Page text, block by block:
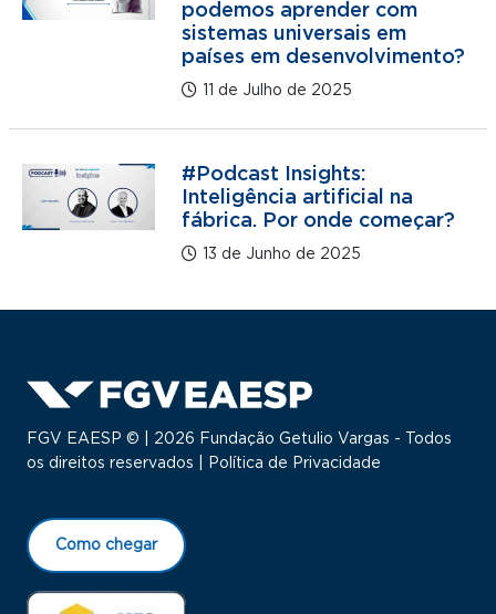
podemos aprender com
sistemas universais em
países em desenvolvimento?
11 de Julho de 2025
#Podcast Insights:
Inteligência artificial na
fábrica. Por onde começar?
13 de Junho de 2025
FGV EAESP © | 2026 Fundação Getulio Vargas - Todos
os direitos reservados |
Política de Privacidade
Como chegar